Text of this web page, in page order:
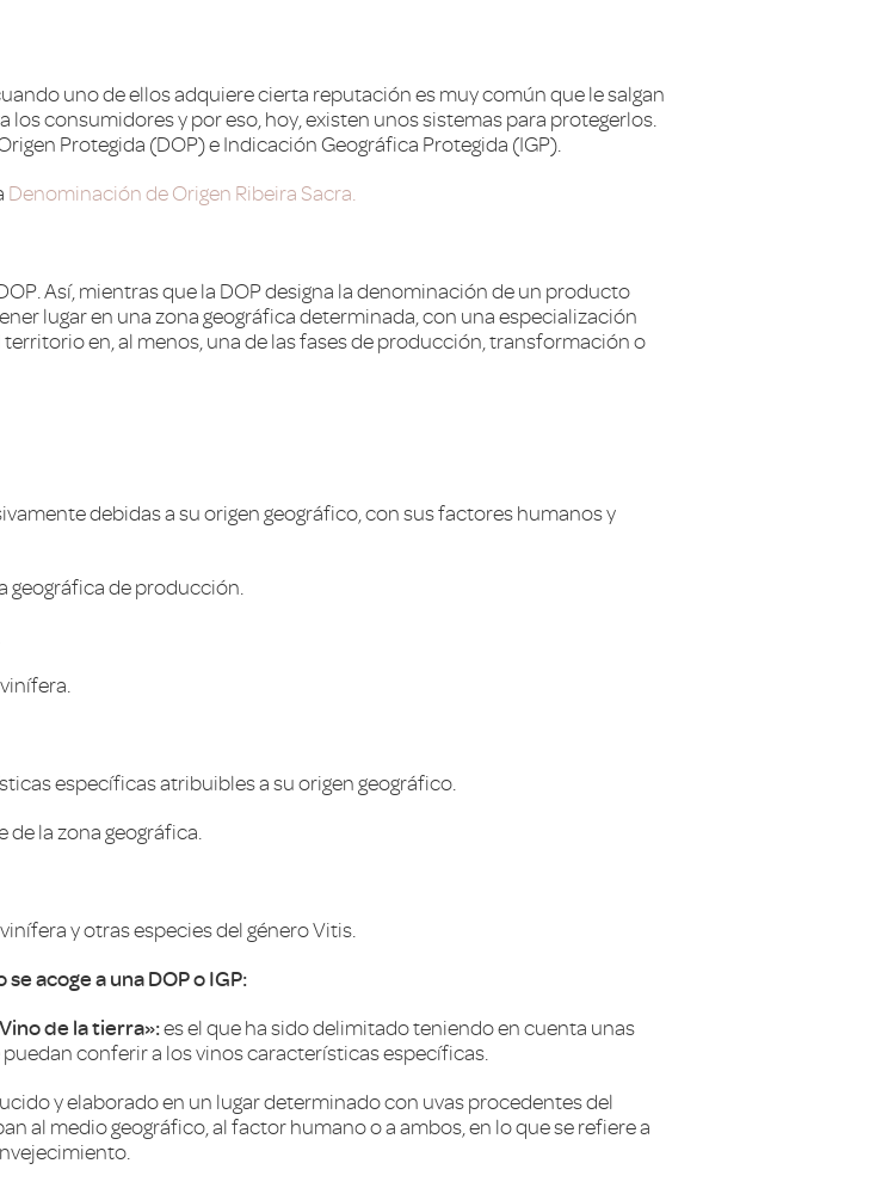
uno de ellos adquiere cierta reputación es muy común que le salgan
consumidores y por eso, hoy, existen unos sistemas para protegerlos.
Protegida (DOP) e Indicación Geográfica Protegida (IGP).
Denominación de Origen Ribeira Sacra.
Así, mientras que la DOP designa la denominación de un producto
lugar en una zona geográfica determinada, con una especialización
en, al menos, una de las fases de producción, transformación o
debidas a su origen geográfico, con sus factores humanos y
geográfica de producción.
específicas atribuibles a su origen geográfico.
de la zona geográfica.
y otras especies del género Vitis.
acoge a una DOP o IGP:
de la tierra»:es el que ha sido delimitado teniendo en cuenta unas
conferir a los vinos características específicas.
y elaborado en un lugar determinado con uvas procedentes del
al medio geográfico, al factor humano o a ambos, en lo que se refiere a